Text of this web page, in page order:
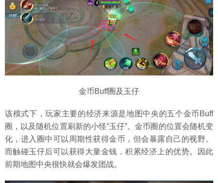
金币Buff圈及玉仔
该模式下，玩家主要的经济来源是地图中央的五个金币Buff
圈，以及随机位置刷新的小怪“玉仔”。金币圈的位置会随机变
化，进入圈中可以周期性获得金币，但会暴露自己的视野。
而触碰玉仔后可以获得大量金钱，积累经济上的优势。因此
前期地图中央很快就会爆发团战。